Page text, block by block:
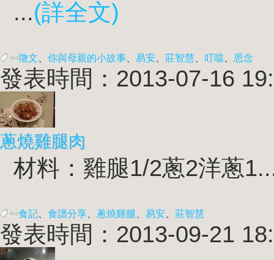
...(詳全文)
徵文 你與母親的小故事 易安 莊智慧 叮噹 思念
發表時間：2013-07-16
蔥燒雞腿肉
材料：雞腿1/2蔥2洋蔥
食記 食譜分享 蔥燒雞腿 易安 莊智慧
發表時間：2013-09-21